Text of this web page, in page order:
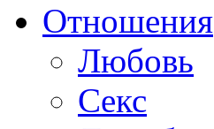
Отношения
Любовь
Секс